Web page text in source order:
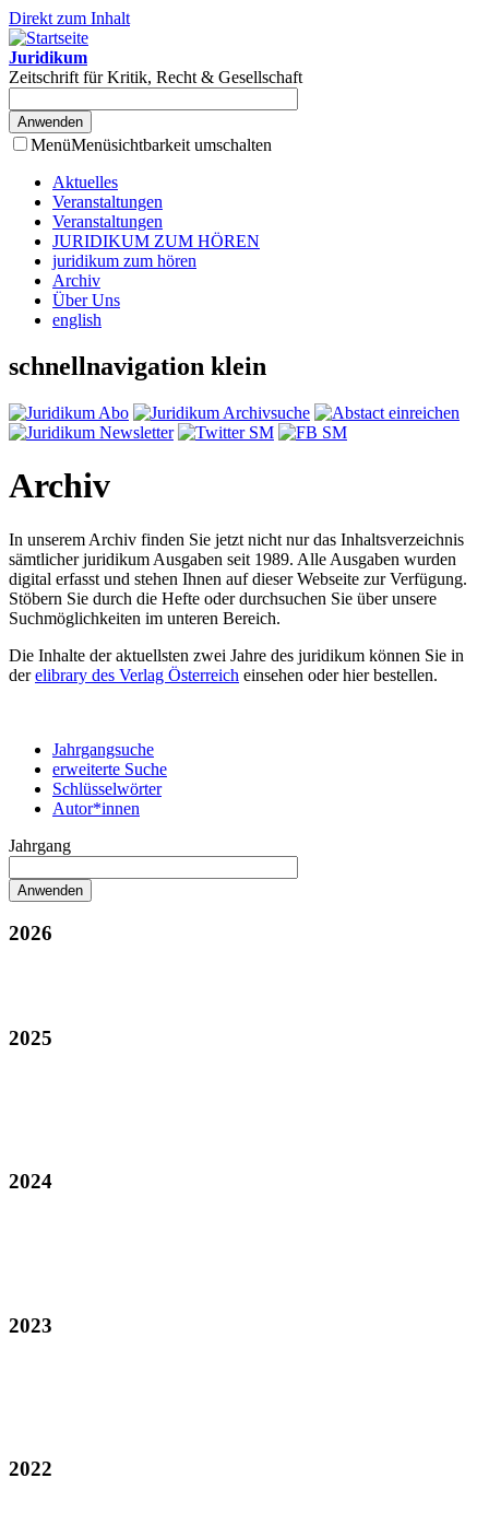
Direkt zum Inhalt
Juridikum
Zeitschrift für Kritik, Recht & Gesellschaft
MenüMenüsichtbarkeit umschalten
Aktuelles
Veranstaltungen
Veranstaltungen
JURIDIKUM ZUM HÖREN
juridikum zum hören
Archiv
Über Uns
english
schnellnavigation klein
Archiv
In unserem Archiv finden Sie jetzt nicht nur das Inhaltsverzeichnis
sämtlicher juridikum Ausgaben seit 1989. Alle Ausgaben wurden
digital erfasst und stehen Ihnen auf dieser Webseite zur Verfügung.
Stöbern Sie durch die Hefte oder durchsuchen Sie über unsere
Suchmöglichkeiten im unteren Bereich.
Die Inhalte der aktuellsten zwei Jahre des juridikum können Sie in
derelibrary des Verlag Österreich einsehen oder hier bestellen.
Jahrgangsuche
erweiterte Suche
Schlüsselwörter
Autor*innen
Jahrgang
2026
2025
2024
2023
2022